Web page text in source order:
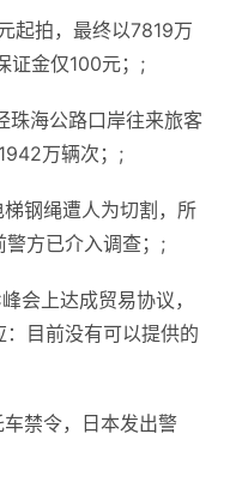
起拍，最终以​​7819万
证金仅100元；;
珠海公路口岸往来旅客
万辆次；;
钢绳遭人为切割，所
方已介入调查；;
会上达成贸易协议，
目前没有可以提供的
禁令，日本发出警